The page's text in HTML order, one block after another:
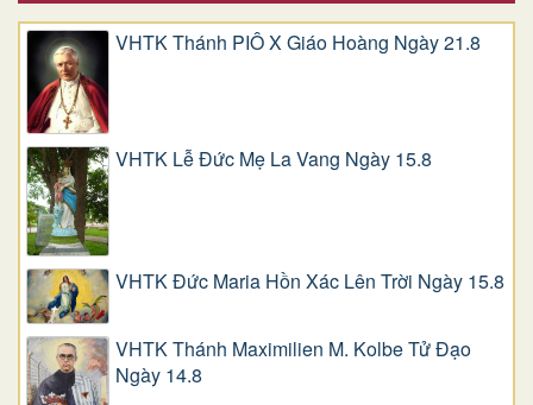
VHTK Thánh PIÔ X Giáo Hoàng Ngày 21.8
VHTK Lễ Đức Mẹ La Vang Ngày 15.8
VHTK Đức Maria Hồn Xác Lên Trời Ngày 15.8
VHTK Thánh Maximilien M. Kolbe Tử Đạo
Ngày 14.8